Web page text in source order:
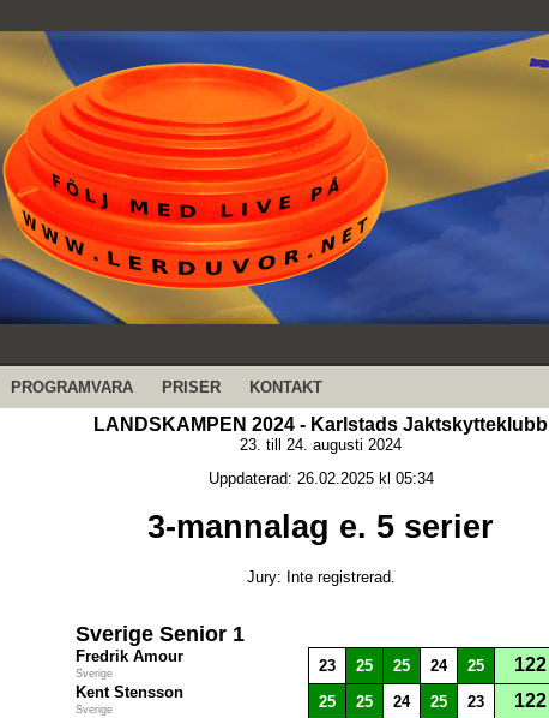
PROGRAMVARA PRISER KONTAKT
LANDSKAMPEN 2024 - Karlstads Jaktskytteklubb
23. till 24. augusti 2024
Uppdaterad: 26.02.2025 kl 05:34
3-mannalag e. 5 serier
Jury: Inte registrerad.
Sverige Senior 1
Fredrik Amour
Sverige 23 25 25 24 25 122
Kent Stensson
Sverige 25 25 24 25 23 122